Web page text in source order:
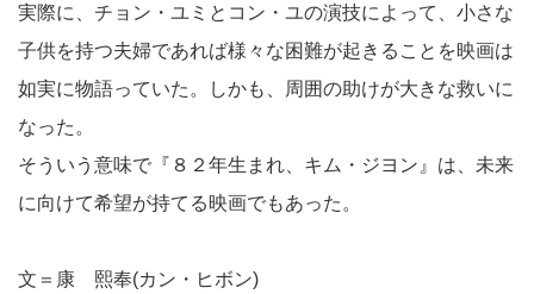
実際に、チョン・ユミとコン・ユの演技によって、小さな
子供を持つ夫婦であれば様々な困難が起きることを映画は
如実に物語っていた。しかも、周囲の助けが大きな救いに
なった。
そういう意味で『８２年生まれ、キム・ジヨン』は、未来
に向けて希望が持てる映画でもあった。
文＝康 熙奉(カン・ヒボン)